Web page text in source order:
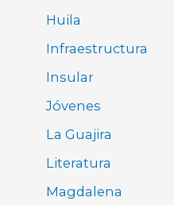
Huila
Infraestructura
Insular
Jóvenes
La Guajira
Literatura
Magdalena